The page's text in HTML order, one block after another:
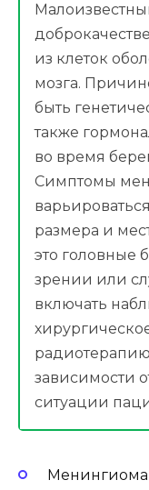
из клеток
мозга.
быть
также
во время
Симптомы
размера и
это головные
зрении или
включать
зависимости
ситуации
Менингиома